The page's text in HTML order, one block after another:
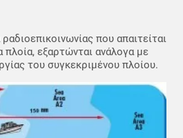
που απαιτείται
πλοία, εξαρτώνται ανάλογα με
του συγκεκριμένου πλοίου.